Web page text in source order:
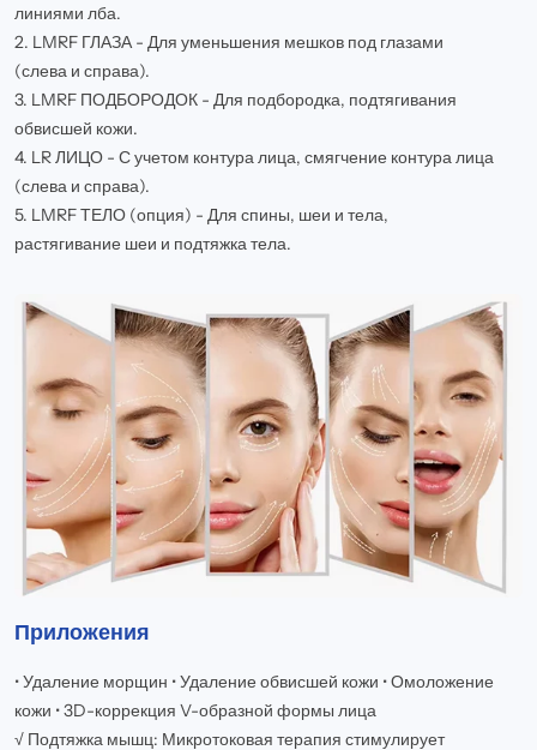
линиями лба.
2. LMRF ГЛАЗА - Для уменьшения мешков под глазами
(слева и справа).
3. LMRF ПОДБОРОДОК - Для подбородка, подтягивания
обвисшей кожи.
4. LR ЛИЦО - С учетом контура лица, смягчение контура лица
(слева и справа).
5. LMRF ТЕЛО (опция) - Для спины, шеи и тела,
растягивание шеи и подтяжка тела.
Приложения
• Удаление морщин • Удаление обвисшей кожи • Омоложение
кожи • 3D-коррекция V-образной формы лица
√ Подтяжка мышц: Микротоковая терапия стимулирует